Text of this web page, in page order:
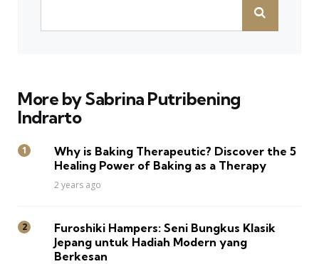
More by Sabrina Putribening
Indrarto
Why is Baking Therapeutic? Discover the 5
Healing Power of Baking as a Therapy
2 years ago
Furoshiki Hampers: Seni Bungkus Klasik
Jepang untuk Hadiah Modern yang
Berkesan